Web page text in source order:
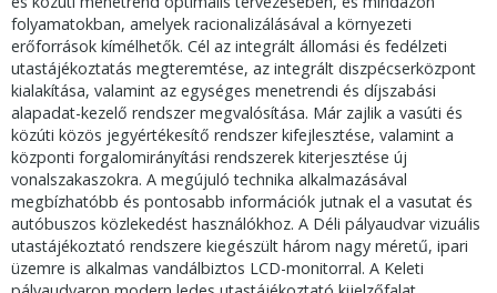
folyamatokban, amelyek racionalizálásával a környezeti
erőforrások kímélhetők. Cél az integrált állomási és fedélzeti
utastájékoztatás megteremtése, az integrált diszpécserközpont
kialakítása, valamint az egységes menetrendi és díjszabási
alapadat-kezelő rendszer megvalósítása. Már zajlik a vasúti és
közúti közös jegyértékesítő rendszer kifejlesztése, valamint a
központi forgalomirányítási rendszerek kiterjesztése új
vonalszakaszokra. A megújuló technika alkalmazásával
megbízhatóbb és pontosabb információk jutnak el a vasutat és
autóbuszos közlekedést használókhoz. A Déli pályaudvar vizuális
utastájékoztató rendszere kiegészült három nagy méretű, ipari
üzemre is alkalmas vandálbiztos LCD-monitorral. A Keleti